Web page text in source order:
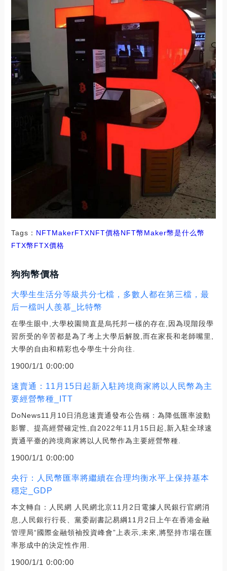
Tags： NFTMakerFTXNFT價格NFT幣Maker幣是什么幣
FTX幣FTX價格
狗狗幣價格
大學生生活分等級共分七檔，多數人都在第三檔，最
后一檔叫人羨慕_比特幣
在學生眼中,大學校園簡直是烏托邦一樣的存在,因為現階段學
習所受的辛苦都是為了考上大學后解脫,而在家長和老師嘴里,
大學的自由和精彩也令學生十分向往.
1900/1/1 0:00:00
速賣通：11月15日起新入駐跨境商家將以人民幣為主
要經營幣種_ITT
DoNews11月10日消息速賣通發布公告稱：為降低匯率波動
影響、提高經營確定性,自2022年11月15日起,新入駐全球速
賣通平臺的跨境商家將以人民幣作為主要經營幣種.
1900/1/1 0:00:00
央行：人民幣匯率將繼續在合理均衡水平上保持基本
穩定_GDP
本文轉自：人民網 人民網北京11月2日電據人民銀行官網消
息,人民銀行行長、黨委副書記易綱11月2日上午在香港金融
管理局“國際金融領袖投資峰會”上表示,未來,將堅持市場在匯
率形成中的決定性作用.
1900/1/1 0:00:00